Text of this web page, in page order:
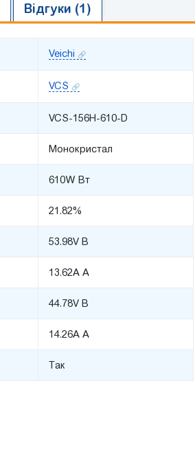
Відгуки (1)
Veichi
VCS
VCS-156H-610-D
Монокристал
610W Вт
21.82%
53.98V В
13.62A А
44.78V В
14.26A А
Так